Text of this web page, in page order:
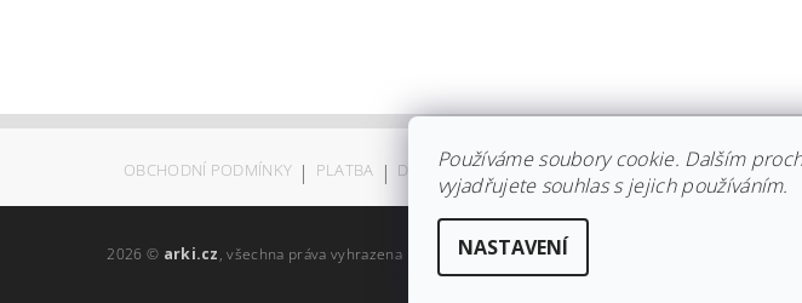
OBCHODNÍ PODMÍNKY | PLATBA | DOPRAVA | KOLEKCE IITTALA | KOLEKCE STELTON
2026 © arki.cz, všechna práva vyhrazena
Používáme soubory cookie. Dalším
vyjadřujete souhlas s jejich používáním.
NASTAVENÍ